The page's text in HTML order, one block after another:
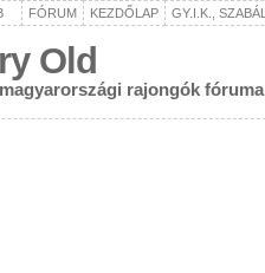
FÓRUM KEZDŐLAP GY.I.K.,
Old
rajongók fóruma